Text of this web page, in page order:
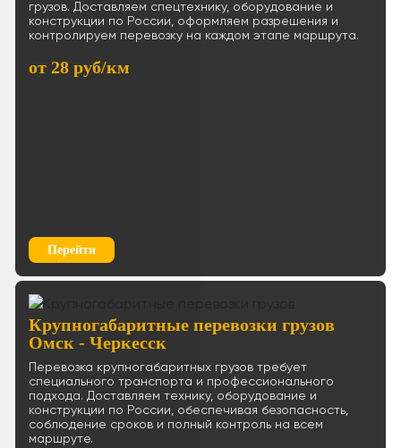
грузов. Доставляем спецтехнику, оборудование и
конструкции по России, оформляем разрешения и
контролируем перевозку на каждом этапе маршрута.
от 28 руб/км
Перейти
Крупногабаритные перевозки грузов
Омск - Черкесск
Перевозка крупногабаритных грузов требует
специального транспорта и профессионального
подхода. Доставляем технику, оборудование и
конструкции по России, обеспечивая безопасность,
соблюдение сроков и полный контроль на всем
маршруте.